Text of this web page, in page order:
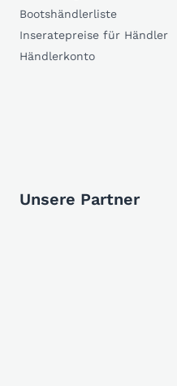
Bootshändlerliste
Inseratepreise für Händler
Händlerkonto
Unsere Partner